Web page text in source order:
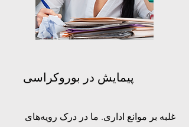
پیمایش در بوروکراسی
غلبه بر موانع اداری. ما در درک رویه‌های